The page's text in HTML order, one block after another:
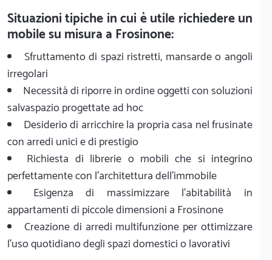
Situazioni tipiche in cui è utile richiedere un
mobile su misura a Frosinone:
Sfruttamento di spazi ristretti, mansarde o angoli
irregolari
Necessità di riporre in ordine oggetti con soluzioni
salvaspazio progettate ad hoc
Desiderio di arricchire la propria casa nel frusinate
con arredi unici e di prestigio
Richiesta di librerie o mobili che si integrino
perfettamente con l'architettura dell'immobile
Esigenza di massimizzare l'abitabilità in
appartamenti di piccole dimensioni a Frosinone
Creazione di arredi multifunzione per ottimizzare
l'uso quotidiano degli spazi domestici o lavorativi